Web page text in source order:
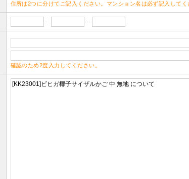
住所は2つに分けてご記入ください。マンション名は必ず記入してく
- -
確認のため2度入力してください。